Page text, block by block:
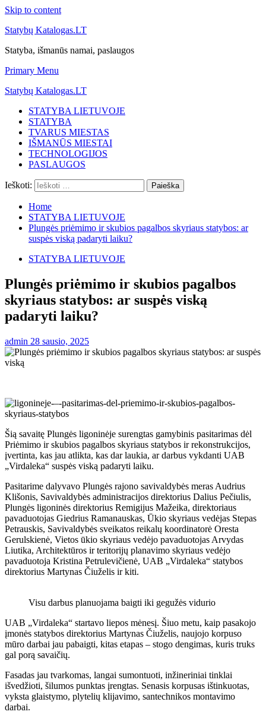
Skip to content
Statybų Katalogas.LT
Statyba, išmanūs namai, paslaugos
Primary Menu
Statybų Katalogas.LT
STATYBA LIETUVOJE
STATYBA
TVARUS MIESTAS
IŠMANŪS MIESTAI
TECHNOLOGIJOS
PASLAUGOS
Ieškoti:
Home
STATYBA LIETUVOJE
Plungės priėmimo ir skubios pagalbos skyriaus statybos: ar
suspės viską padaryti laiku?
STATYBA LIETUVOJE
Plungės priėmimo ir skubios pagalbos
skyriaus statybos: ar suspės viską
padaryti laiku?
admin 28 sausio, 2025
Šią savaitę Plungės ligoninėje surengtas gamybinis pasitarimas dėl
Priėmimo ir skubios pagalbos skyriaus statybos ir rekonstrukcijos,
įvertinta, kas jau atlikta, kas dar laukia, ar darbus vykdanti UAB
„Virdaleka“ suspės viską padaryti laiku.
Pasitarime dalyvavo Plungės rajono savivaldybės meras Audrius
Klišonis, Savivaldybės administracijos direktorius Dalius Pečiulis,
Plungės ligoninės direktorius Remigijus Mažeika, direktoriaus
pavaduotojas Giedrius Ramanauskas, Ūkio skyriaus vedėjas Stepas
Petrauskis, Savivaldybės sveikatos reikalų koordinatorė Oresta
Gerulskienė, Vietos ūkio skyriaus vedėjo pavaduotojas Arvydas
Liutika, Architektūros ir teritorijų planavimo skyriaus vedėjo
pavaduotoja Kristina Petrulevičienė, UAB „Virdaleka“ statybos
direktorius Martynas Čiuželis ir kiti.
Visu darbus planuojama baigti iki gegužės vidurio
UAB „Virdaleka“ startavo liepos mėnesį. Šiuo metu, kaip pasakojo
įmonės statybos direktorius Martynas Čiuželis, naujojo korpuso
mūro darbai jau pabaigti, kitas etapas – stogo dengimas, kuris truks
gal porą savaičių.
Fasadas jau tvarkomas, langai sumontuoti, inžineriniai tinklai
išvedžioti, šilumos punktas įrengtas. Senasis korpusas ištinkuotas,
vyksta glaistymo, plytelių klijavimo, santechnikos montavimo
darbai.